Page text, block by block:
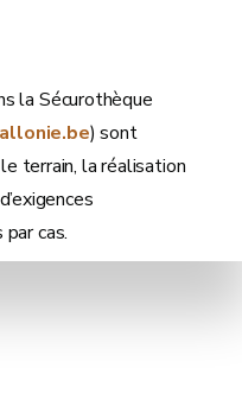
la Sécurothèque
) sont
terrain, la réalisation
cas.